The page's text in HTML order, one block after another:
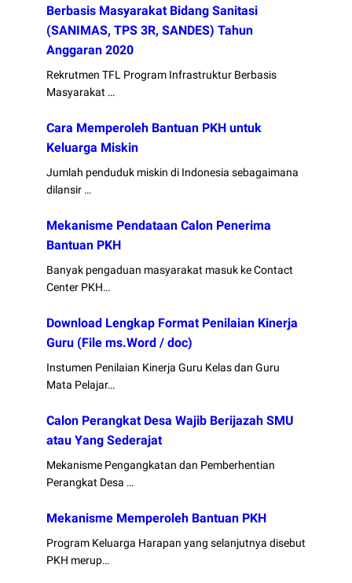
Berbasis Masyarakat Bidang Sanitasi
(SANIMAS, TPS 3R, SANDES) Tahun
Anggaran 2020
Rekrutmen TFL Program Infrastruktur Berbasis
Masyarakat …
Cara Memperoleh Bantuan PKH untuk
Keluarga Miskin
Jumlah penduduk miskin di Indonesia sebagaimana
dilansir …
Mekanisme Pendataan Calon Penerima
Bantuan PKH
Banyak pengaduan masyarakat masuk ke Contact
Center PKH…
Download Lengkap Format Penilaian Kinerja
Guru (File ms.Word / doc)
Instumen Penilaian Kinerja Guru Kelas dan Guru
Mata Pelajar…
Calon Perangkat Desa Wajib Berijazah SMU
atau Yang Sederajat
Mekanisme Pengangkatan dan Pemberhentian
Perangkat Desa …
Mekanisme Memperoleh Bantuan PKH
Program Keluarga Harapan yang selanjutnya disebut
PKH merup…